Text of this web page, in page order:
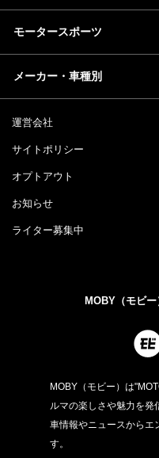
モータースポーツ
メーカー・車種別
運営会社
サイトポリシー
オプトアウト
お知らせ
ライター募集中
MOBY（モビー
MOBY（モビー）は
ルマの楽しさや魅力を発
車情報やニュースからエ
す。